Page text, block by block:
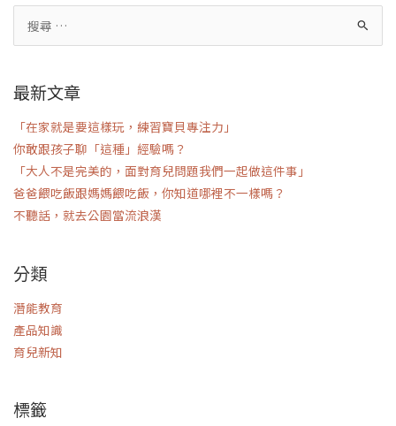
最新文章
「在家就是要這樣玩，練習寶貝專注力」
你敢跟孩子聊「這種」經驗嗎？
「大人不是完美的，面對育兒問題我們一起做這件事」
爸爸餵吃飯跟媽媽餵吃飯，你知道哪裡不一樣嗎？
不聽話，就去公園當流浪漢
分類
潛能教育
產品知識
育兒新知
標籤